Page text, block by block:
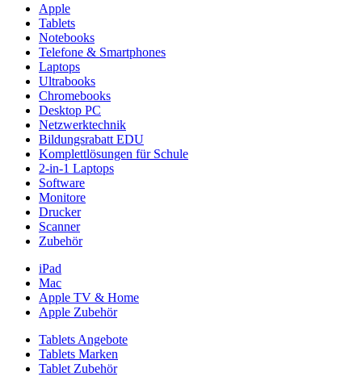
Apple
Tablets
Notebooks
Telefone & Smartphones
Laptops
Ultrabooks
Chromebooks
Desktop PC
Netzwerktechnik
Bildungsrabatt EDU
Komplettlösungen für Schule
2-in-1 Laptops
Software
Monitore
Drucker
Scanner
Zubehör
iPad
Mac
Apple TV & Home
Apple Zubehör
Tablets Angebote
Tablets Marken
Tablet Zubehör